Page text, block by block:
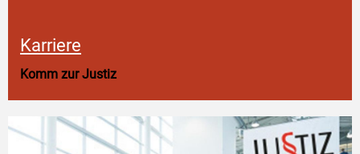
Karriere
Komm zur Justiz